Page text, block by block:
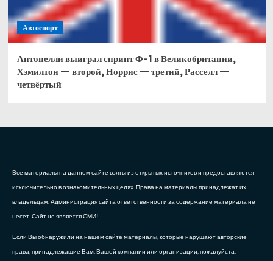
Автоспорт
Антонелли выиграл спринт Ф-1 в Великобритании,
Хэмилтон — второй, Норрис — третий, Расселл —
четвёртый
Все материалы на данном сайте взяты из открытых источников и предоставляются
исключительно в ознакомительных целях. Права на материалы принадлежат их
владельцам. Администрация сайта ответственности за содержание материала не
несет. Сайт не является СМИ!
Если Вы обнаружили на нашем сайте материалы, которые нарушают авторские
права, принадлежащие Вам, Вашей компании или организации, пожалуйста,